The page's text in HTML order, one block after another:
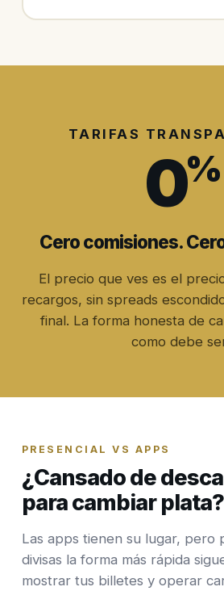
TARIFAS
0%
Cero comisiones.
El precio que ves es el
recargos, sin spreads
final. La forma honesta de
como debe
PRESENCIAL VS APPS
¿Cansado de
para cambiar plata?
Las apps tienen su lugar, pero
divisas la forma más rápida
mostrar tus billetes y operar